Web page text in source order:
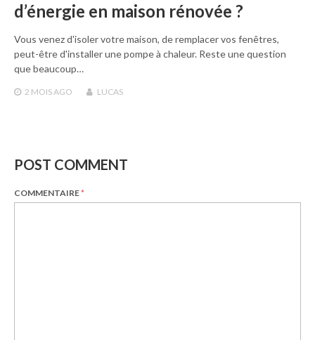
d’énergie en maison rénovée ?
Vous venez d'isoler votre maison, de remplacer vos fenêtres,
peut-être d'installer une pompe à chaleur. Reste une question
que beaucoup…
2 MOISAGO LUCAS
POST COMMENT
COMMENTAIRE*